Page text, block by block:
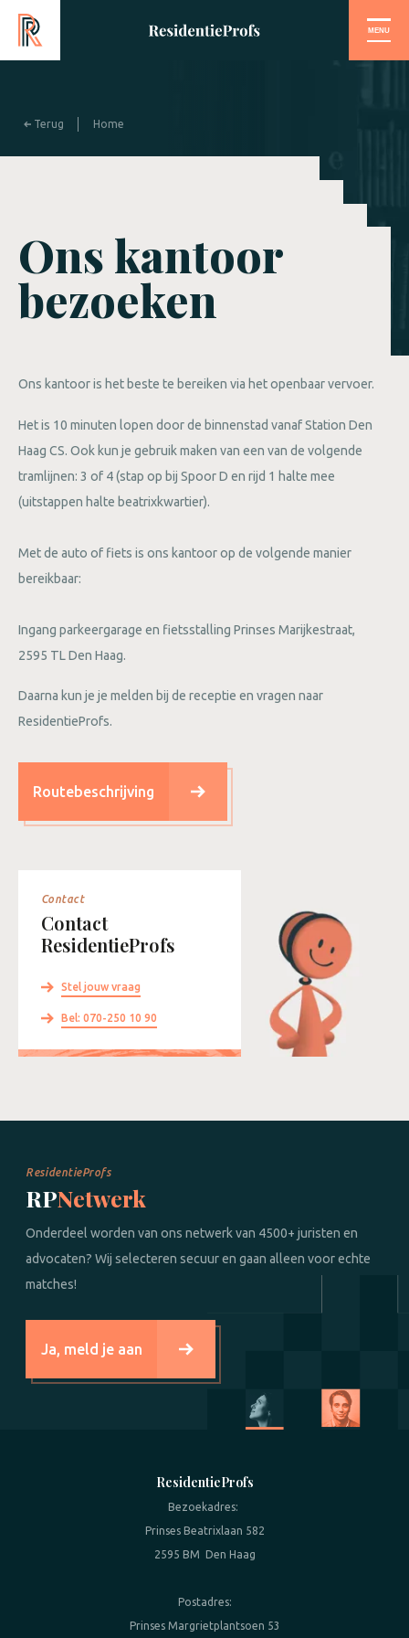
MENU
Terug Home
Ons kantoor
bezoeken
Ons kantoor is het beste te bereiken via het openbaar vervoer.
Het is 10 minuten lopen door de binnenstad vanaf Station Den
Haag CS. Ook kun je gebruik maken van een van de volgende
tramlijnen: 3 of 4 (stap op bij Spoor D en rijd 1 halte mee
(uitstappen halte beatrixkwartier).
Met de auto of fiets is ons kantoor op de volgende manier
bereikbaar:
Ingang parkeergarage en fietsstalling Prinses Marijkestraat,
2595 TL Den Haag.
Daarna kun je je melden bij de receptie en vragen naar
ResidentieProfs.
Routebeschrijving
Contact
Contact
ResidentieProfs
Stel jouw vraag
Bel: 070-250 10 90
ResidentieProfs
RPNetwerk
Onderdeel worden van ons netwerk van 4500+ juristen en
advocaten? Wij selecteren secuur en gaan alleen voor echte
matches!
Ja, meld je aan
ResidentieProfs
Bezoekadres:
Prinses Beatrixlaan 582
2595 BM Den Haag
Postadres:
Prinses Margrietplantsoen 53